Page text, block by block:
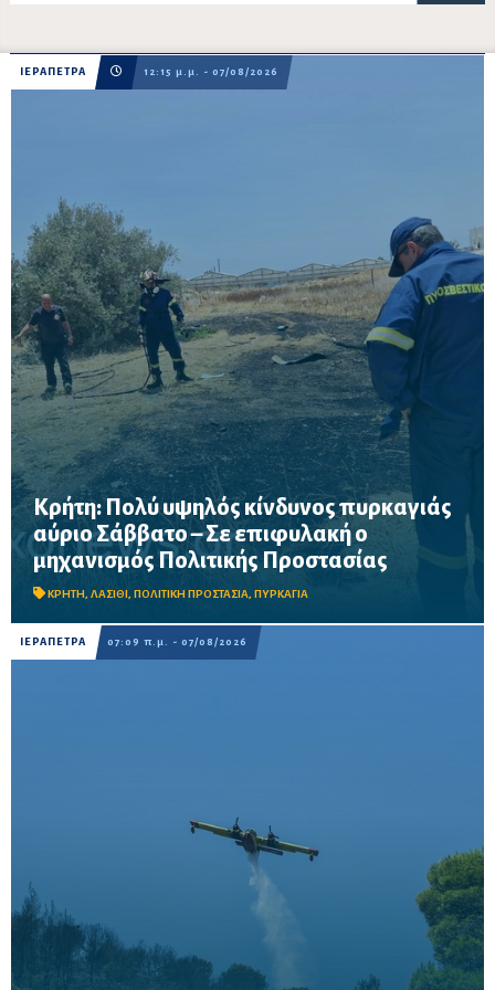
ΙΕΡΑΠΕΤΡΑ 12:15 μ.μ. - 07/08/2026
Κρήτη: Πολύ υψηλός κίνδυνος πυρκαγιάς
αύριο Σάββατο – Σε επιφυλακή ο
μηχανισμός Πολιτικής Προστασίας
ΚΡΗΤΗ, ΛΑΣΙΘΙ, ΠΟΛΙΤΙΚΗ ΠΡΟΣΤΑΣΙΑ, ΠΥΡΚΑΓΙΑ
Σε επιφυλακή ο μηχανισμός Πολιτικής Προστασίας λόγω πολύ
υψηλού κινδύνου πυρκαγιάς στην Κρήτη το Σάββατο 8
Αυγούστου – Απαγορεύονται η χρήση φωτιάς και η πρόσβαση
σε δασικές περιοχές, μεταξύ των οποίω...
ΙΕΡΑΠΕΤΡΑ 07:09 π.μ. - 07/08/2026